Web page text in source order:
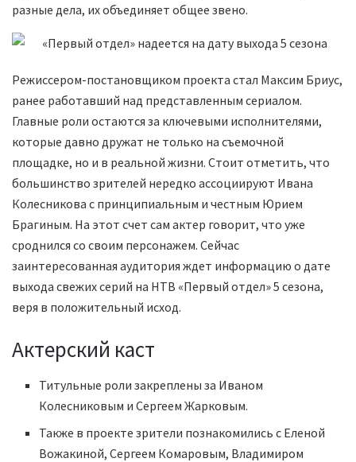
разные дела, их объединяет общее звено.
Режиссером-постановщиком проекта стал Максим Бриус,
ранее работавший над представленным сериалом.
Главные роли остаются за ключевыми исполнителями,
которые давно дружат не только на съемочной
площадке, но и в реальной жизни. Стоит отметить, что
большинство зрителей нередко ассоциируют Ивана
Колесникова с принципиальным и честным Юрием
Брагиным. На этот счет сам актер говорит, что уже
сроднился со своим персонажем. Сейчас
заинтересованная аудитория ждет информацию о дате
выхода свежих серий на НТВ «Первый отдел» 5 сезона,
веря в положительный исход.
Актерский каст
Титульные роли закреплены за Иваном
Колесниковым и Сергеем Жарковым.
Также в проекте зрители познакомились с Еленой
Вожакиной, Сергеем Комаровым, Владимиром